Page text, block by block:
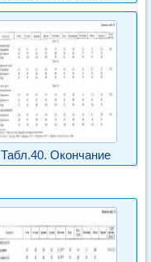
Табл.40. Окончание